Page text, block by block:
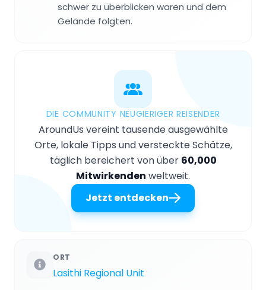
schwer zu überblicken waren und dem
Gelände folgten.
DIE COMMUNITY NEUGIERIGER REISENDER
AroundUs vereint tausende ausgewählte
Orte, lokale Tipps und versteckte Schätze,
täglich bereichert von über 60,000
Mitwirkenden weltweit.
Jetzt entdecken
ORT
Lasithi Regional Unit